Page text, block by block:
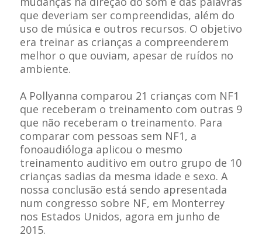
que deveriam ser compreendidas, além do
uso de música e outros recursos. O objetivo
era treinar as crianças a compreenderem
melhor o que ouviam, apesar de ruídos no
ambiente.
A Pollyanna comparou 21 crianças com NF1
que receberam o treinamento com outras 9
que não receberam o treinamento. Para
comparar com pessoas sem NF1, a
fonoaudióloga aplicou o mesmo
treinamento auditivo em outro grupo de 10
crianças sadias da mesma idade e sexo. A
nossa conclusão está sendo apresentada
num congresso sobre NF, em Monterrey
nos Estados Unidos, agora em junho de
2015.